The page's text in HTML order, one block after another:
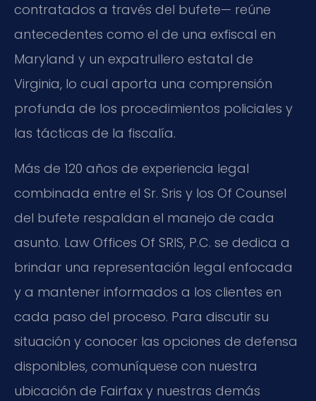
contratados a través del bufete— reúne
antecedentes como el de una exfiscal en
Maryland y un expatrullero estatal de
Virginia, lo cual aporta una comprensión
profunda de los procedimientos policiales y
las tácticas de la fiscalía.
Más de 120 años de experiencia legal
combinada entre el Sr. Sris y los Of Counsel
del bufete respaldan el manejo de cada
asunto. Law Offices Of SRIS, P.C. se dedica a
brindar una representación legal enfocada
y a mantener informados a los clientes en
cada paso del proceso. Para discutir su
situación y conocer las opciones de defensa
disponibles, comuníquese con nuestra
ubicación de Fairfax y nuestras demás